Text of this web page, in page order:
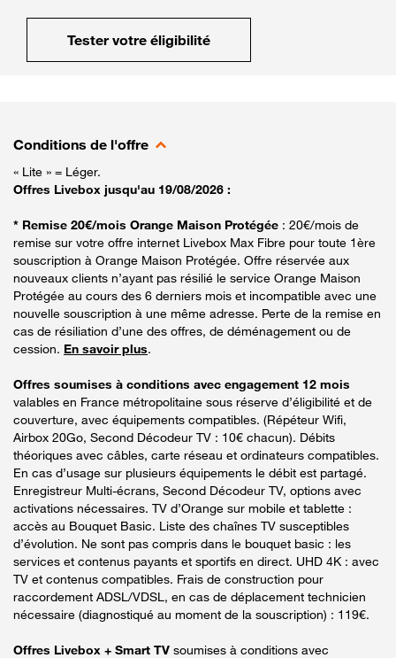
Tester votre éligibilité
Conditions de l'offre
« Lite » = Léger.
Offres Livebox jusqu'au 19/08/2026 :
* Remise 20€/mois Orange Maison Protégée : 20€/mois de
remise sur votre offre internet Livebox Max Fibre pour toute 1ère
souscription à Orange Maison Protégée. Offre réservée aux
nouveaux clients n’ayant pas résilié le service Orange Maison
Protégée au cours des 6 derniers mois et incompatible avec une
nouvelle souscription à une même adresse. Perte de la remise en
cas de résiliation d’une des offres, de déménagement ou de
cession. En savoir plus.
Offres soumises à conditions avec engagement 12 mois
valables en France métropolitaine sous réserve d’éligibilité et de
couverture, avec équipements compatibles. (Répéteur Wifi,
Airbox 20Go, Second Décodeur TV : 10€ chacun). Débits
théoriques avec câbles, carte réseau et ordinateurs compatibles.
En cas d’usage sur plusieurs équipements le débit est partagé.
Enregistreur Multi-écrans, Second Décodeur TV, options avec
activations nécessaires. TV d’Orange sur mobile et tablette :
accès au Bouquet Basic. Liste des chaînes TV susceptibles
d’évolution. Ne sont pas compris dans le bouquet basic : les
services et contenus payants et sportifs en direct. UHD 4K : avec
TV et contenus compatibles. Frais de construction pour
raccordement ADSL/VDSL, en cas de déplacement technicien
nécessaire (diagnostiqué au moment de la souscription) : 119€.
Offres Livebox + Smart TV soumises à conditions avec